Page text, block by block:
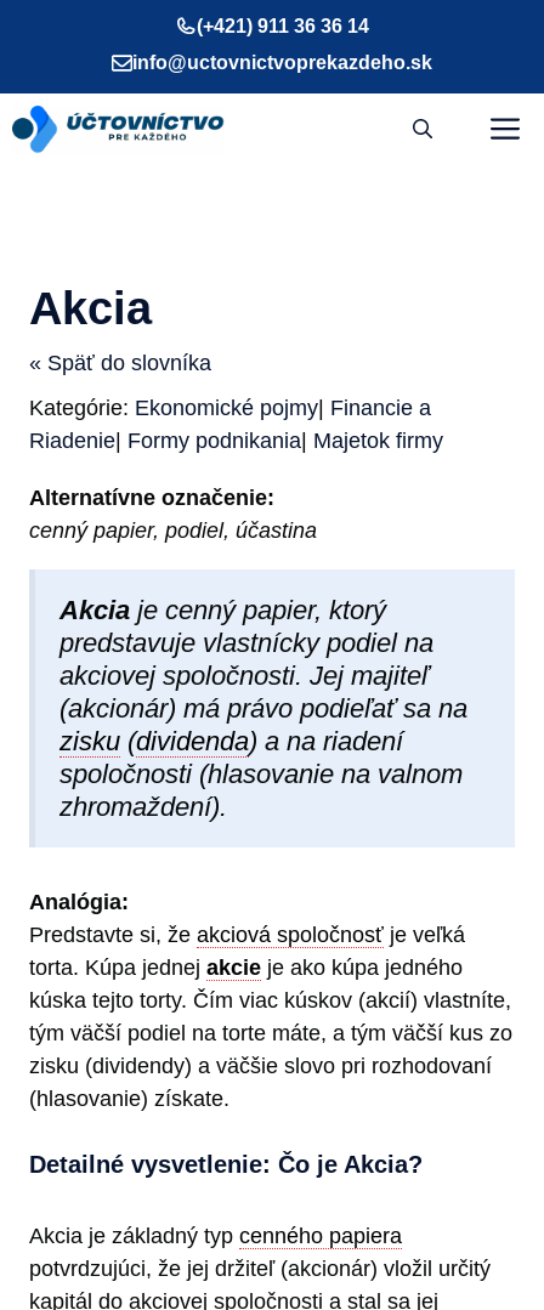
(+421) 911 36 36 14
info@uctovnictvoprekazdeho.sk
Akcia
« Späť do slovníka
Kategórie: Ekonomické pojmy| Financie a
Riadenie| Formy podnikania| Majetok firmy
Alternatívne označenie:
cenný papier, podiel, účastina
Akcia je cenný papier, ktorý
predstavuje vlastnícky podiel na
akciovej spoločnosti. Jej majiteľ
(akcionár) má právo podieľať sa na
zisku (dividenda) a na riadení
spoločnosti (hlasovanie na valnom
zhromaždení).
Analógia:
Predstavte si, že akciová spoločnosť je veľká
torta. Kúpa jednej akcie je ako kúpa jedného
kúska tejto torty. Čím viac kúskov (akcií) vlastníte,
tým väčší podiel na torte máte, a tým väčší kus zo
zisku (dividendy) a väčšie slovo pri rozhodovaní
(hlasovanie) získate.
Detailné vysvetlenie: Čo je Akcia?
Akcia je základný typ cenného papiera
potvrdzujúci, že jej držiteľ (akcionár) vložil určitý
kapitál do akciovej spoločnosti a stal sa jej